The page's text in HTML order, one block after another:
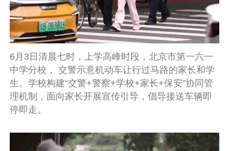
6月3日清晨七时，上学高峰时段，北京市第一六一
中学分校， 交警示意机动车让行过马路的家长和学
生。学校构建“交警+警察+学校+家长+保安”协同管
理机制，面向家长开展宣传引导，倡导接送车辆即
停即走。